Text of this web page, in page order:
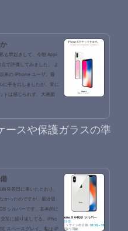
も早起きして、今朝 Appl
で評価してみました。 よ
来の iPhone ユーザ。最
手を出しましたが、常に
トは感じられず、大画面
気になる機能...
ースや保護ガラスの準
発表日に書いたとおり、
かったのですが、最近思
シルバーです。基本的に
互に繰り返してる。iPho
スペースグレイ。私は iP